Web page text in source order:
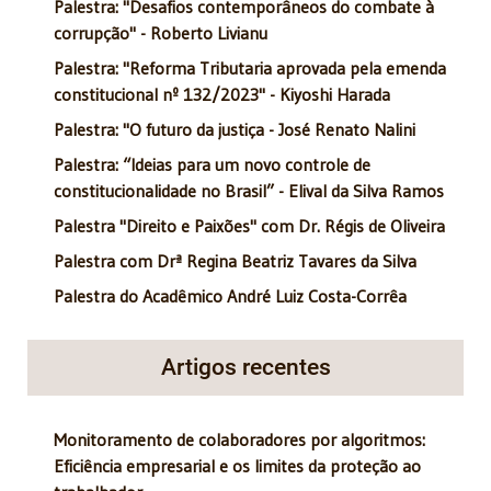
Palestra: "Desafios contemporâneos do combate à
corrupção" - Roberto Livianu
Palestra: "Reforma Tributaria aprovada pela emenda
constitucional nº 132/2023" - Kiyoshi Harada
Palestra: "O futuro da justiça - José Renato Nalini
Palestra: “Ideias para um novo controle de
constitucionalidade no Brasil” - Elival da Silva Ramos
Palestra "Direito e Paixões" com Dr. Régis de Oliveira
Palestra com Drª Regina Beatriz Tavares da Silva
Palestra do Acadêmico André Luiz Costa-Corrêa
Artigos recentes
Monitoramento de colaboradores por algoritmos:
Eficiência empresarial e os limites da proteção ao